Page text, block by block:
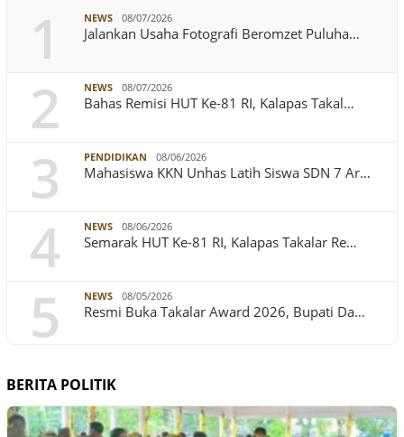
1 NEWS 08/07/2026
Jalankan Usaha Fotografi Beromzet Puluha…
2 NEWS 08/07/2026
Bahas Remisi HUT Ke-81 RI, Kalapas Takal…
3 PENDIDIKAN 08/06/2026
Mahasiswa KKN Unhas Latih Siswa SDN 7 Ar…
4 NEWS 08/06/2026
Semarak HUT Ke-81 RI, Kalapas Takalar Re…
5 NEWS 08/05/2026
Resmi Buka Takalar Award 2026, Bupati Da…
BERITA POLITIK